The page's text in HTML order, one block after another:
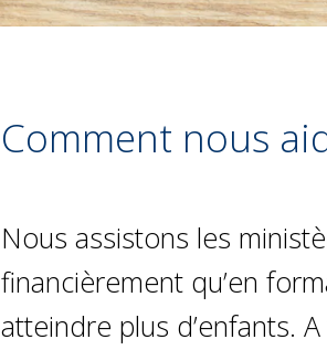
Comment nous
Nous assistons les
financièrement qu’en
atteindre plus d’enfants.